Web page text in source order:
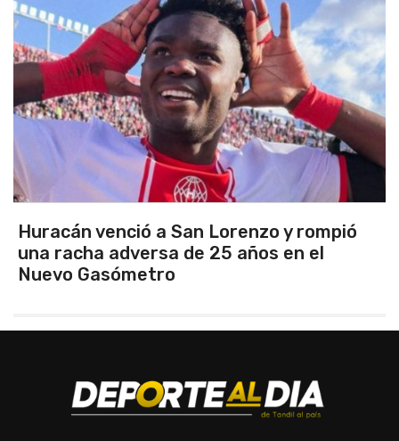
Huracán venció a San Lorenzo y rompió
una racha adversa de 25 años en el
Nuevo Gasómetro